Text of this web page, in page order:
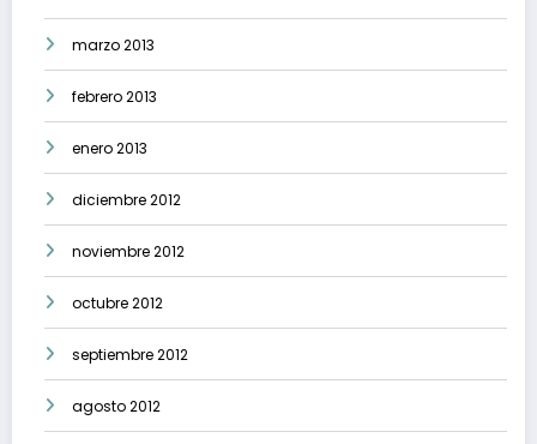
marzo 2013
febrero 2013
enero 2013
diciembre 2012
noviembre 2012
octubre 2012
septiembre 2012
agosto 2012